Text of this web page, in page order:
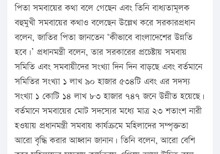
পিতা সমবায়ের কথা বলে গেছেন এবং তিনি বাধ্যতামূলক
বহুমুখী সমবায়ের কথাও বলেছেন উল্লেখ করে সরকারপ্রধান
বলেন, জাতির পিতা জানতেন ‘কীভাবে বাংলাদেশের উন্নতি
হবে।’ প্রধানমন্ত্রী বলেন, তার সরকারের প্রচেষ্টায় সমবায়
সমিতি এবং সমবায়ীদের সংখ্যা দিন দিন বাড়ছে এবং বর্তমানে
সমিতির সংখ্যা ১ লাখ ৯০ হাজার ৫৩৪টি এবং এর সদস্য
সংখ্যা ১ কোটি ১৪ লাখ ৮৩ হাজার ৭৪৭ জনে উন্নীত হয়েছে।
বর্তমানে সমবায়ের মোট সদস্যের মধ্যে মাত্র ২৩ শতাংশ নারী
হওয়ায় প্রধানমন্ত্রী সমবায় কার্যক্রমে মহিলাদের সম্পৃক্ততা
আরো বৃদ্ধি করার আহ্বান জানান। তিনি বলেন, আরো বেশি